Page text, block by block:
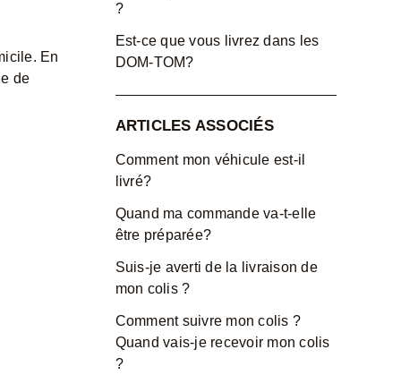
En
de
?
Est-ce que vous livrez dans les
DOM-TOM?
ARTICLES ASSOCIÉS
Comment mon véhicule est-il
livré?
Quand ma commande va-t-elle
être préparée?
Suis-je averti de la livraison de
mon colis ?
Comment suivre mon colis ?
Quand vais-je recevoir mon colis
?